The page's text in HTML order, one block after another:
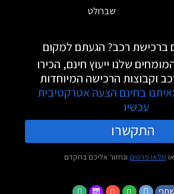
שברולט
ברכישת רכב? הגעתם למקום
שלנו ייעוץ חינם, הכירו
וקבוצות הרכישה המיוחדות
בחינם הצעה אטרקטיבית
עכשיו
התקשרו
מלאו פרטים ונחזור אליכם בהקדם